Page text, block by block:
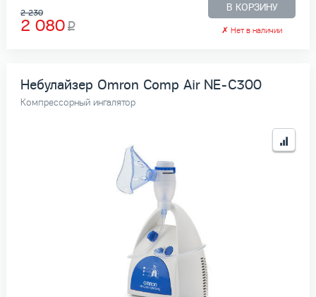
В КОРЗИНУ
✗ Нет в наличии
2 230
2 080
Небулайзер Omron Comp Air NE-C300
Компрессорный ингалятор